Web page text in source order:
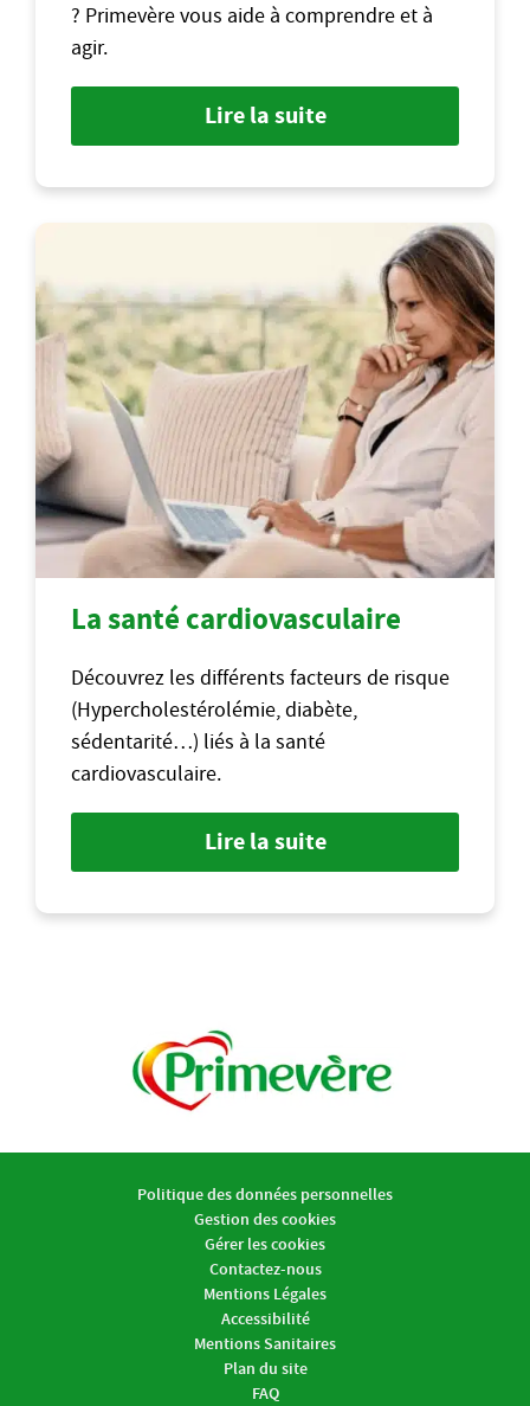
? Primevère vous aide à comprendre et à
agir.
Lire la suite
La santé cardiovasculaire
Découvrez les différents facteurs de risque
(Hypercholestérolémie, diabète,
sédentarité…) liés à la santé
cardiovasculaire.
Lire la suite
Politique des données personnelles
Gestion des cookies
Gérer les cookies
Contactez-nous
Mentions Légales
Accessibilité
Mentions Sanitaires
Plan du site
FAQ